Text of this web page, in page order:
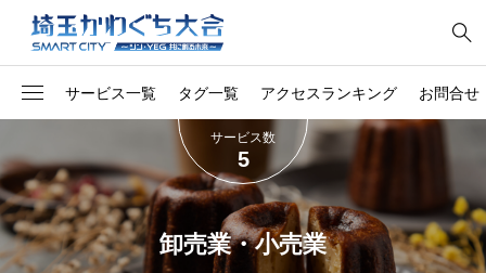
サービス一覧 タグ一覧 アクセスランキング お問合せ
オリジナル 1
開発 1
コンサル 1
料金所
社員向け第一印象トレーニ
ング
網戸張替え
卸売業・小売業
サービス数
5